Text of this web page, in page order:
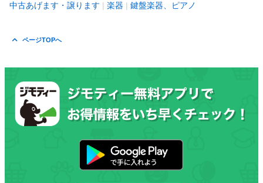
中古あげます・譲ります 楽器 鍵盤楽器、ピアノ
ページTOPへ